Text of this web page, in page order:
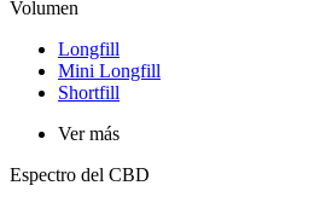
Volumen
Longfill
Mini Longfill
Shortfill
Ver más
Espectro del CBD